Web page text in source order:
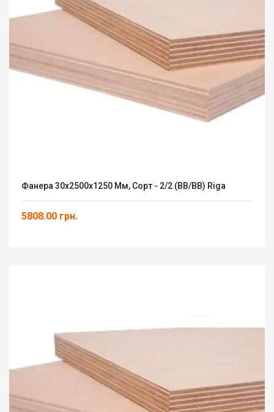
Фанера 30х2500х1250 Мм, Сорт - 2/2 (ВВ/ВВ) Riga
5808.00 грн.